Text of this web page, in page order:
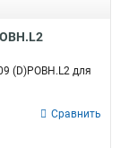
(D)POBH.L2 для
Сравнить